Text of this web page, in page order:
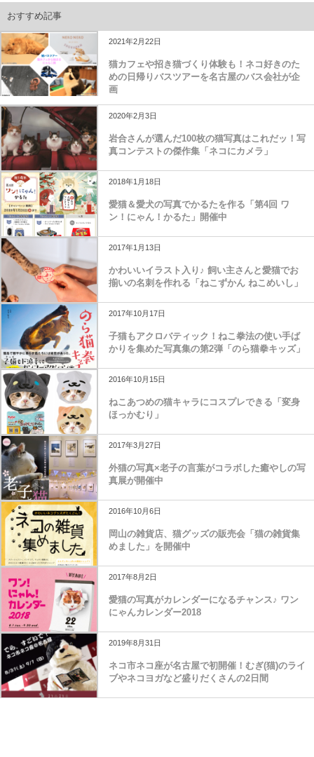
おすすめ記事
2021年2月22日
猫カフェや招き猫づくり体験も！ネコ好きのた
めの日帰りバスツアーを名古屋のバス会社が企
画
2020年2月3日
岩合さんが選んだ100枚の猫写真はこれだッ！写
真コンテストの傑作集「ネコにカメラ」
2018年1月18日
愛猫＆愛犬の写真でかるたを作る「第4回 ワ
ン！にゃん！かるた」開催中
2017年1月13日
かわいいイラスト入り♪ 飼い主さんと愛猫でお
揃いの名刺を作れる「ねこずかん ねこめいし」
2017年10月17日
子猫もアクロバティック！ねこ拳法の使い手ば
かりを集めた写真集の第2弾「のら猫拳キッズ」
2016年10月15日
ねこあつめの猫キャラにコスプレできる「変身
ほっかむり」
2017年3月27日
外猫の写真×老子の言葉がコラボした癒やしの写
真展が開催中
2016年10月6日
岡山の雑貨店、猫グッズの販売会「猫の雑貨集
めました」を開催中
2017年8月2日
愛猫の写真がカレンダーになるチャンス♪ ワン
にゃんカレンダー2018
2019年8月31日
ネコ市ネコ座が名古屋で初開催！むぎ(猫)のライ
ブやネコヨガなど盛りだくさんの2日間